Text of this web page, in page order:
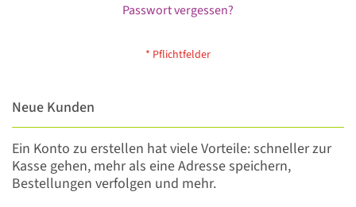
Passwort vergessen?
Neue Kunden
Ein Konto zu erstellen hat viele Vorteile: schneller zur
Kasse gehen, mehr als eine Adresse speichern,
Bestellungen verfolgen und mehr.